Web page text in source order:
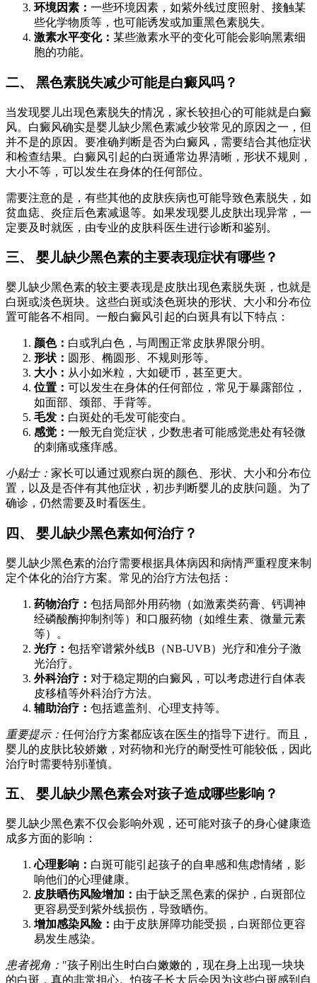
环境因素： 一些环境因素，如紫外线过度照射、接触某
些化学物质等，也可能诱发或加重黑色素脱失。
激素水平变化： 某些激素水平的变化可能会影响黑素细
胞的功能。
二、 黑色素脱失减少可能是白癜风吗？
当发现婴儿出现色素脱失的情况，家长较担心的可能就是白癜
风。白癜风确实是婴儿缺少黑色素减少较常见的原因之一，但
并不是的原因。要准确判断是否为白癜风，需要结合其他症状
和检查结果。白癜风引起的白斑通常边界清晰，形状不规则，
大小不等，可以发生在身体的任何部位。
需要注意的是，有些其他的皮肤疾病也可能导致色素脱失，如
贫血痣、炎症后色素减退等。如果发现婴儿皮肤出现异常，一
定要及时就医，由专业的皮肤科医生进行诊断和鉴别。
三、 婴儿缺少黑色素的主要表现症状有哪些？
婴儿缺少黑色素的较主要表现是皮肤出现色素脱失斑，也就是
白斑或淡色斑块。这些白斑或淡色斑块的形状、大小和分布位
置可能各不相同。一般白癜风引起的白斑具有以下特点：
颜色： 白或乳白色，与周围正常皮肤界限分明。
形状： 圆形、椭圆形、不规则形等。
大小： 从小如米粒，大如硬币，甚至更大。
位置： 可以发生在身体的任何部位，常见于暴露部位，
如面部、颈部、手背等。
毛发： 白斑处的毛发可能变白。
感觉： 一般无自觉症状，少数患者可能感觉患处有轻微
的刺痛或瘙痒感。
小贴士： 家长可以通过观察白斑的颜色、形状、大小和分布位
置，以及是否伴有其他症状，初步判断婴儿的皮肤问题。为了
确诊，仍然需要及时看医生。
四、 婴儿缺少黑色素如何治疗？
婴儿缺少黑色素的治疗需要根据具体病因和病情严重程度来制
定个体化的治疗方案。常见的治疗方法包括：
药物治疗： 包括局部外用药物（如激素类药膏、钙调神
经磷酸酶抑制剂等）和口服药物（如维生素、微量元素
等）。
光疗： 包括窄谱紫外线B（NB-UVB）光疗和准分子激
光治疗。
外科治疗： 对于稳定期的白癜风，可以考虑进行自体表
皮移植等外科治疗方法。
辅助治疗： 包括遮盖剂、心理支持等。
重要提示： 任何治疗方案都应该在医生的指导下进行。而且，
婴儿的皮肤比较娇嫩，对药物和光疗的耐受性可能较低，因此
治疗时需要特别谨慎。
五、 婴儿缺少黑色素会对孩子造成哪些影响？
婴儿缺少黑色素不仅会影响外观，还可能对孩子的身心健康造
成多方面的影响：
心理影响： 白斑可能引起孩子的自卑感和焦虑情绪，影
响他们的心理健康。
皮肤晒伤风险增加： 由于缺乏黑色素的保护，白斑部位
更容易受到紫外线损伤，导致晒伤。
增加感染风险： 由于皮肤屏障功能受损，白斑部位更容
易发生感染。
患者视角： "孩子刚出生时白白嫩嫩的，现在身上出现一块块
的白斑，真的非常担心。怕孩子长大后会因为这些白斑感到自